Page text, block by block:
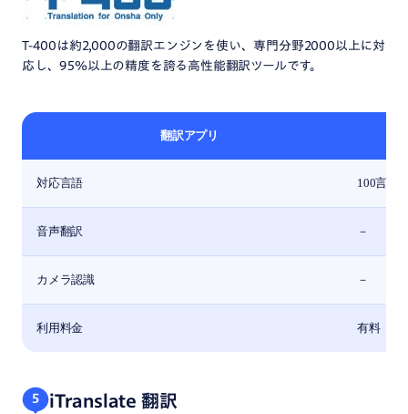
T-400は約2,000の翻訳エンジンを使い、専門分野2000以上に対
応し、95％以上の精度を誇る高性能翻訳ツールです。
翻訳アプリ
対応言語 100言語
音声翻訳 －
カメラ認識 －
利用料金 有料
5 iTranslate 翻訳